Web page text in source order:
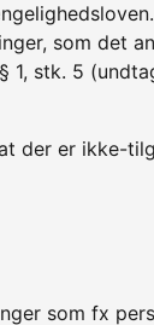
som det
1, stk. 5
der er ikke-
som fx